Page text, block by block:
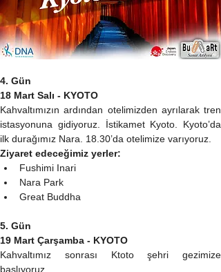
4. Gün
18 Mart Salı - KYOTO
Kahvaltımızın ardından otelimizden ayrılarak tren
istasyonuna gidiyoruz. İstikamet Kyoto. Kyoto’da
ilk durağımız Nara. 18.30’da otelimize varıyoruz.
Ziyaret edeceğimiz yerler:
Fushimi Inari
Nara Park
Great Buddha
5. Gün
19 Mart Çarşamba - KYOTO
Kahvaltımız sonrası Ktoto şehri gezimize
başlıyoruz.